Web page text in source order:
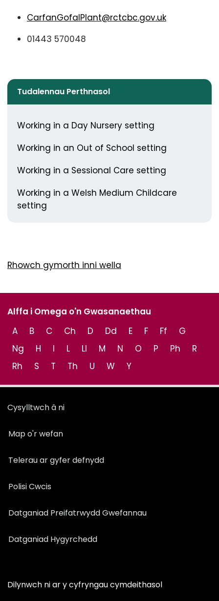
CarfanGofalPlant@rctcbc.gov.uk
01443 570048
Tudalennau Perthnasol
Working in a Day Nursery setting
Working in an Out of School setting
Working in a Sessional Care setting
Working in a Welsh Medium Childcare
setting
Rhowch gymorth inni wella
Alffa i Omega o'n Gwasanaethau
A
B C Ch D Dd E F Ff
G
Ng
H I L Ll M N O P Ph
R
Rh
S T Th U W Y
Cysylltwch â ni
Map o'r wefan
Telerau ar gyfer defnydd
Polisi Cwcis
Datganiad Preifatrwydd Gwefannau
Datganiad Hygyrchedd
Dilynwch ni ar y cyfryngau cymdeithasol